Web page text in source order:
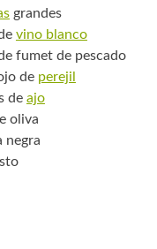
grandes
vino blanco
fumet de pescado
de perejil
de ajo
oliva
negra